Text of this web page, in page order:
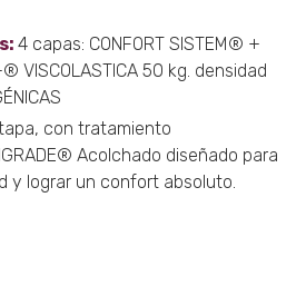
4 capas: CONFORT SISTEM® +
VISCOLASTICA 50 kg. densidad
con tratamiento
Acolchado diseñado para
y lograr un confort absoluto.